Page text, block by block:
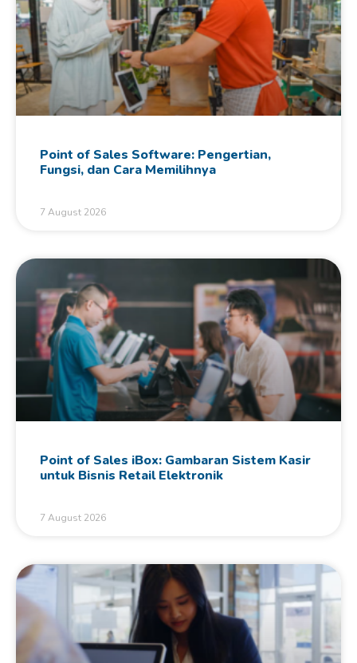
Point of Sales Software: Pengertian,
Fungsi, dan Cara Memilihnya
7 August 2026
Point of Sales iBox: Gambaran Sistem Kasir
untuk Bisnis Retail Elektronik
7 August 2026